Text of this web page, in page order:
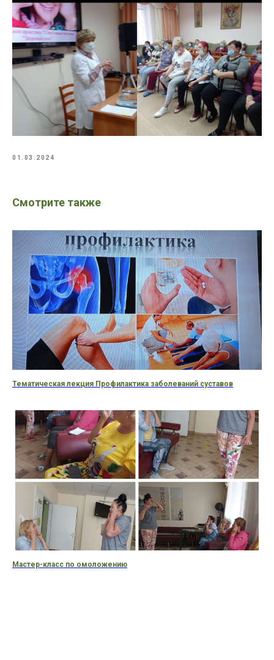
01.03.2024
Смотрите также
Тематическая лекция Профилактика заболеваний суставов
Мастер-класс по омоложению